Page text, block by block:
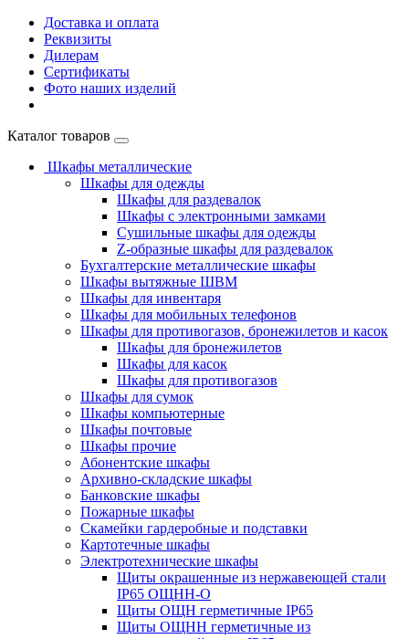
Доставка и оплата
Реквизиты
Дилерам
Сертификаты
Фото наших изделий
Каталог товаров
Шкафы металлические
Шкафы для одежды
Шкафы для раздевалок
Шкафы с электронными замками
Cушильные шкафы для одежды
Z-образные шкафы для раздевалок
Бухгалтерские металлические шкафы
Шкафы вытяжные ШВМ
Шкафы для инвентаря
Шкафы для мобильных телефонов
Шкафы для противогазов, бронежилетов и касок
Шкафы для бронежилетов
Шкафы для касок
Шкафы для противогазов
Шкафы для сумок
Шкафы компьютерные
Шкафы почтовые
Шкафы прочие
Абонентские шкафы
Архивно-складские шкафы
Банковские шкафы
Пожарные шкафы
Скамейки гардеробные и подставки
Картотечные шкафы
Электротехнические шкафы
Щиты окрашенные из нержавеющей стали
IP65 ОЩНН-О
Щиты ОЩН герметичные IP65
Щиты ОЩНН герметичные из